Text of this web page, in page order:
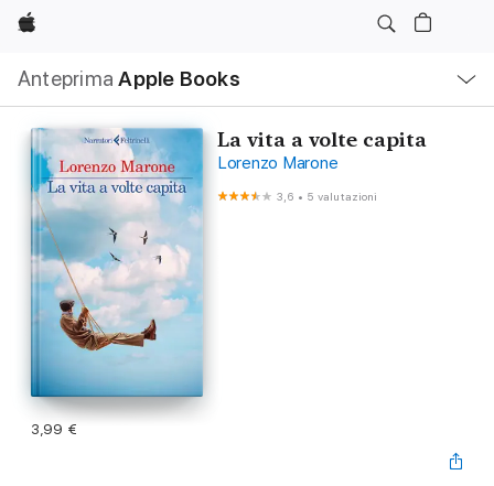
Apple
Anteprima Apple Books
locale
Apri
Menu
La vita a volte capita
Lorenzo Marone
3,6 • 5 valutazioni
3,99 €